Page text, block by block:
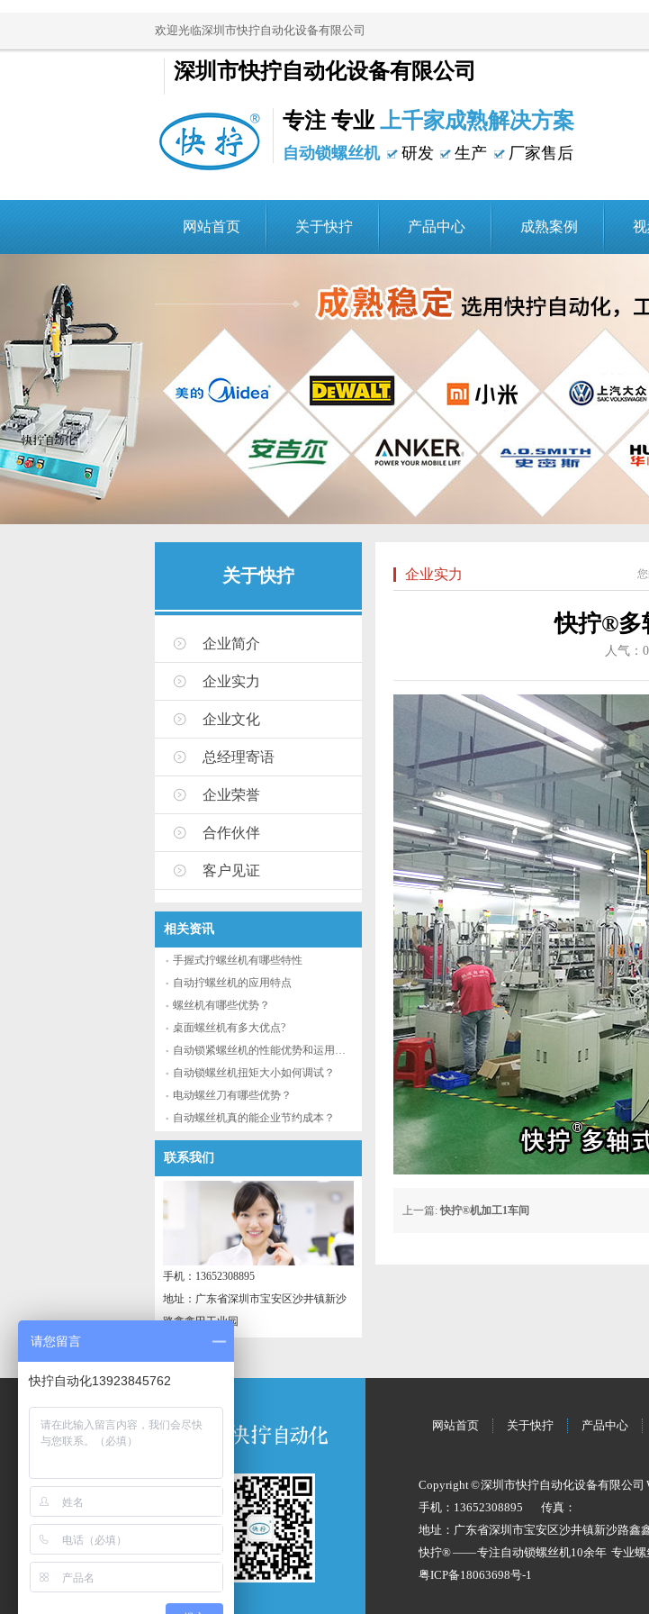
欢迎光临深圳市快拧自动化设备有限公司
深圳市快拧自动化设备有限公司
专注 专业 上千家成熟解决方案
自动锁螺丝机 研发 生产 厂家售后
网站首页 关于快拧 产品中心 成熟案例
关于快拧
企业简介
企业实力
企业文化
总经理寄语
企业荣誉
合作伙伴
客户见证
相关资讯
手握式拧螺丝机有哪些特性
自动拧螺丝机的应用特点
螺丝机有哪些优势？
桌面螺丝机有多大优点?
自动锁紧螺丝机的性能优势和运用流程
自动锁螺丝机扭矩大小如何调试？
电动螺丝刀有哪些优势？
自动螺丝机真的能企业节约成本？
联系我们
手机：13652308895
地址：广东省深圳市宝安区沙井镇新沙
路鑫鑫田工业园
企业实力
快拧®多
人气： 0
上一篇:快拧®机加工1车间
网站首页 关于快拧 产品中心
Copyright © 深圳市快拧自动化设备有限公司
手机：13652308895
传真：
地址：广东省深圳市宝安区沙井镇新沙路鑫
快拧® —— 专注自动锁螺丝机10余年 专业螺
粤ICP备18063698号-1
请您留言
快拧自动化13923845762